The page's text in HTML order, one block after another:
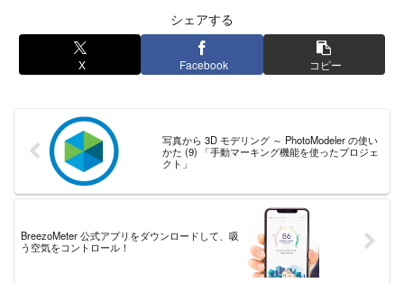
シェアする
X Facebook コピー
写真から 3D モデリング ～ PhotoModeler の使い
かた (9) 「手動マーキング機能を使ったプロジェ
クト」
BreezoMeter 公式アプリをダウンロードして、吸
う空気をコントロール！